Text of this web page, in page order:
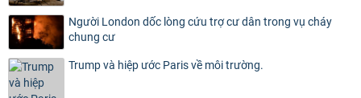
Người London dốc lòng cứu trợ cư dân trong vụ cháy
chung cư
Trump và hiệp ước Paris về môi trường.